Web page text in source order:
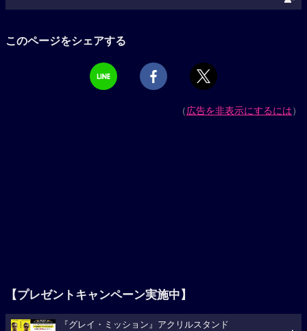
このページをシェアする
（広告を非表示にするには）
【プレゼントキャンペーン実施中】
『グレイ・ミッション』アクリルスタンド